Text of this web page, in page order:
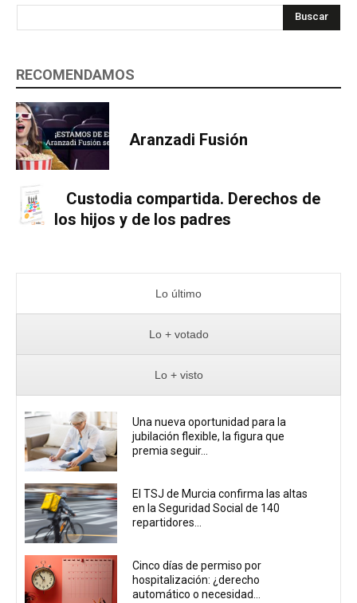
Buscar
RECOMENDAMOS
Aranzadi Fusión
Custodia compartida. Derechos de
los hijos y de los padres
Lo último
Lo + votado
Lo + visto
Una nueva oportunidad para la
jubilación flexible, la figura que
premia seguir...
El TSJ de Murcia confirma las altas
en la Seguridad Social de 140
repartidores...
Cinco días de permiso por
hospitalización: ¿derecho
automático o necesidad...